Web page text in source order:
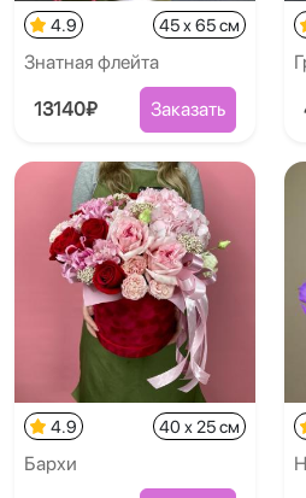
4.9 45 x 65 см
Знатная флейта
13140₽ Заказать
4.9 40 x 25 см
Бархи